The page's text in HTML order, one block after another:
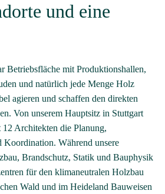
und eine
Betriebsfläche mit Produktionshallen,
und natürlich jede Menge Holz
agieren und schaffen den direkten
Von unserem Hauptsitz in Stuttgart
12 Architekten die Planung,
Während unsere
Brandschutz, Statik und Bauphysik
für den klimaneutralen Holzbau
Wald und im Heideland Bauweisen